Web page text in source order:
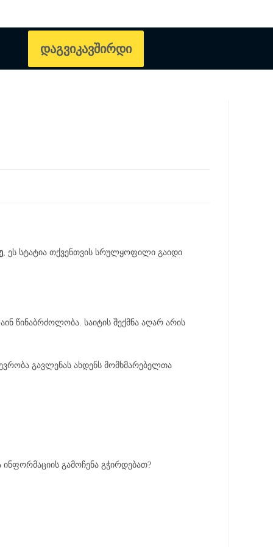
დაგვიკავშირდი
, ეს სტატია თქვენთვის სრულყოფილი გაიდი
წინაბრძოლობა. საიტის შექმნა აღარ არის
გავლენას ახდენს მომხმარებელთა
გამოჩენა გჭირდებათ?